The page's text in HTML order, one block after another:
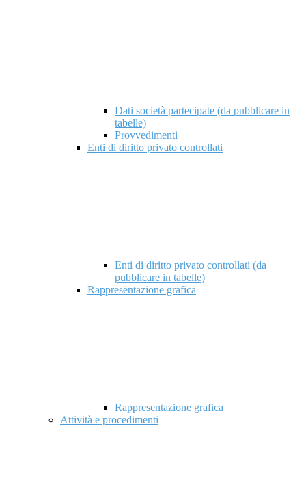
Dati società partecipate (da pubblicare in
tabelle)
Provvedimenti
Enti di diritto privato controllati
Enti di diritto privato controllati (da
pubblicare in tabelle)
Rappresentazione grafica
Rappresentazione grafica
Attività e procedimenti